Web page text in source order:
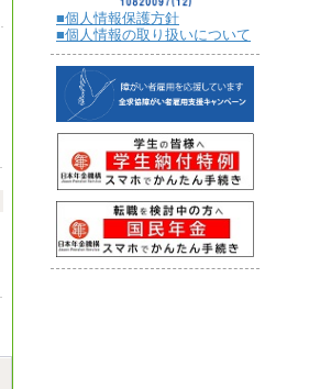
■個人情報保護方針
■個人情報の取り扱いについて